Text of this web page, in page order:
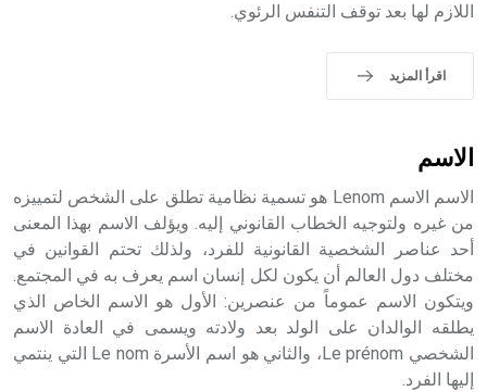
اللازم لها بعد توقف التنفس الرئوي.
اقرأ المزيد
الاسم
الاسم الاسم Lenom هو تسمية نظامية تطلق على الشخص لتمييزه
من غيره ولتوجيه الخطاب القانوني إليه. ويؤلف الاسم بهذا المعنى
أحد عناصر الشخصية القانونية للفرد، ولذلك تحتم القوانين في
مختلف دول العالم أن يكون لكل إنسان اسم يعرف به في المجتمع.
ويتكون الاسم عموماً من عنصرين: الأول هو الاسم الخاص الذي
يطلقه الوالدان على الولد بعد ولادته ويسمى في العادة الاسم
الشخصي Le prénom، والثاني هو اسم الأسرة Le nom التي ينتمي
إليها الفرد.